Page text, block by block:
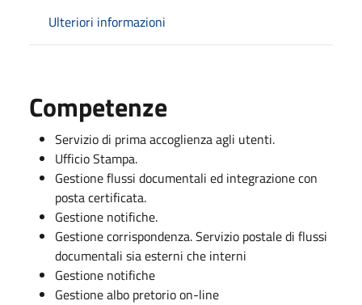
Ulteriori informazioni
Competenze
Servizio di prima accoglienza agli utenti.
Ufficio Stampa.
Gestione flussi documentali ed integrazione con
posta certificata.
Gestione notifiche.
Gestione corrispondenza. Servizio postale di flussi
documentali sia esterni che interni
Gestione notifiche
Gestione albo pretorio on-line